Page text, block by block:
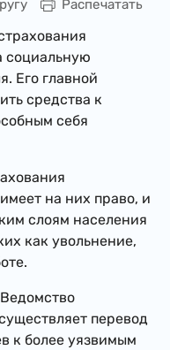
Распечатать
социальную
Его главной
средства к
себя
на них право, и
слоям населения
как увольнение,
перевод
к более уязвимым